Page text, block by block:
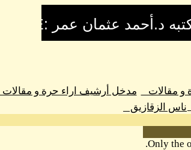
و مقالات
مدخل أرشيف اراء حرة و مقالات
ناس الزقازيق
Only the